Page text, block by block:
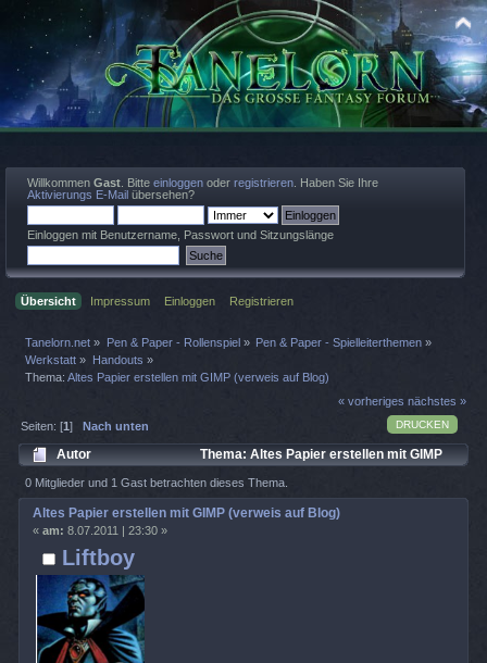
Willkommen Gast . Bitte einloggen oder registrieren . Haben Sie Ihre
Aktivierungs E-Mail übersehen?
Einloggen mit Benutzername, Passwort und Sitzungslänge
Übersicht Impressum Einloggen Registrieren
Tanelorn.net » Pen & Paper - Rollenspiel» Pen & Paper - Spielleiterthemen »
Werkstatt » Handouts »
Thema:Altes Papier erstellen mit GIMP (verweis auf Blog)
« vorheriges nächstes »
DRUCKEN
Seiten: [1]Nach unten
Autor
Thema: Altes Papier erstellen mit GIMP
(verweis auf Blog) (Gelesen 2409 mal)
0 Mitglieder und 1 Gast betrachten dieses Thema.
Liftboy
Altes Papier erstellen mit GIMP (verweis auf Blog)
« am: 8.07.2011 | 23:30 »